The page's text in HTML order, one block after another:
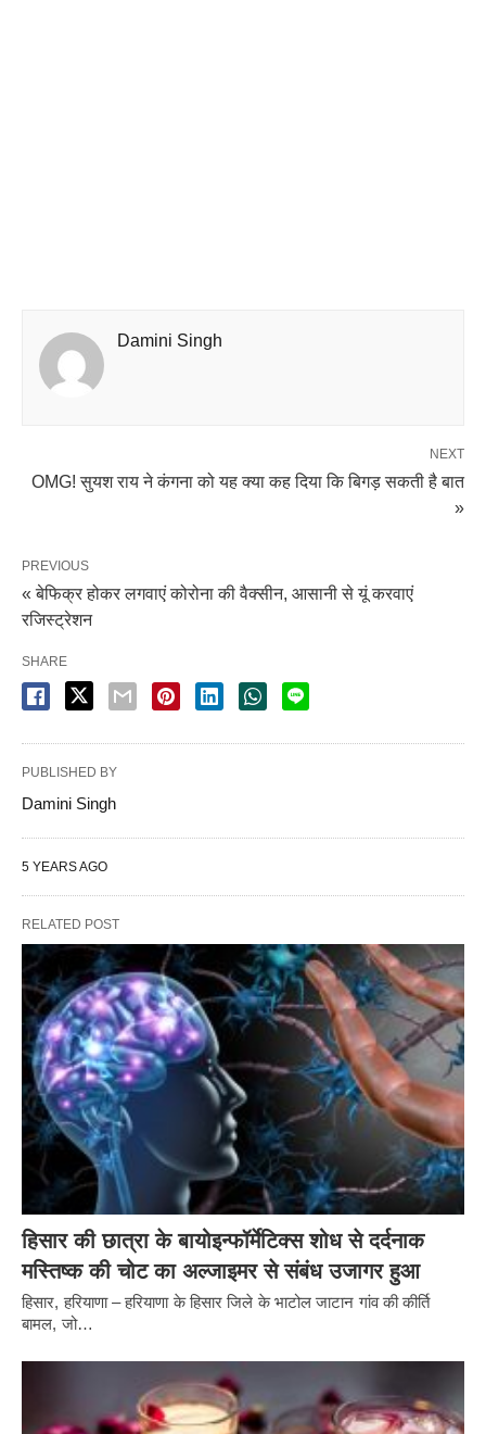
Damini Singh
NEXT
OMG! सुयश राय ने कंगना को यह क्या कह दिया कि बिगड़ सकती है बात
»
PREVIOUS
« बेफिक्र होकर लगवाएं कोरोना की वैक्सीन, आसानी से यूं करवाएं
रजिस्ट्रेशन
SHARE
PUBLISHED BY
Damini Singh
5 YEARS AGO
RELATED POST
हिसार की छात्रा के बायोइन्फॉर्मेटिक्स शोध से दर्दनाक
मस्तिष्क की चोट का अल्जाइमर से संबंध उजागर हुआ
हिसार, हरियाणा – हरियाणा के हिसार जिले के भाटोल जाटान गांव की कीर्ति
बामल, जो…